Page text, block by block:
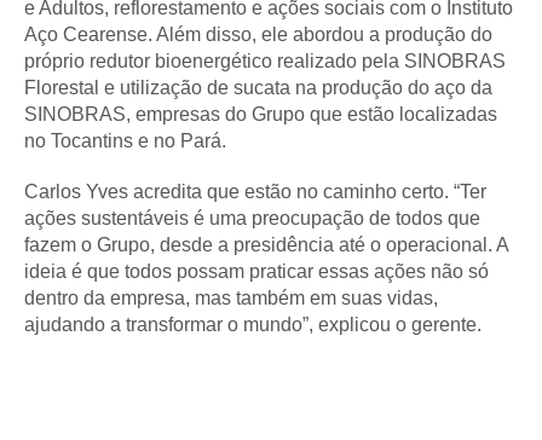
e Adultos, reflorestamento e ações sociais com o Instituto
Aço Cearense. Além disso, ele abordou a produção do
próprio redutor bioenergético realizado pela SINOBRAS
Florestal e utilização de sucata na produção do aço da
SINOBRAS, empresas do Grupo que estão localizadas
no Tocantins e no Pará.
Carlos Yves acredita que estão no caminho certo. “Ter
ações sustentáveis é uma preocupação de todos que
fazem o Grupo, desde a presidência até o operacional. A
ideia é que todos possam praticar essas ações não só
dentro da empresa, mas também em suas vidas,
ajudando a transformar o mundo”, explicou o gerente.